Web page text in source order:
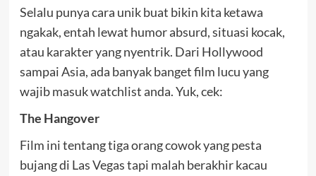
Selalu punya cara unik buat bikin kita ketawa
ngakak, entah lewat humor absurd, situasi kocak,
atau karakter yang nyentrik. Dari Hollywood
sampai Asia, ada banyak banget film lucu yang
wajib masuk watchlist anda. Yuk, cek:
The Hangover
Film ini tentang tiga orang cowok yang pesta
bujang di Las Vegas tapi malah berakhir kacau